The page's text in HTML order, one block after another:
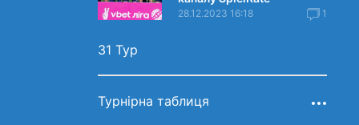
28.12.2023 16:18 1
31 Тур
Турнірна таблиця